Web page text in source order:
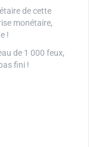
de cette
monétaire,
!
de 1 000 feux,
fini !